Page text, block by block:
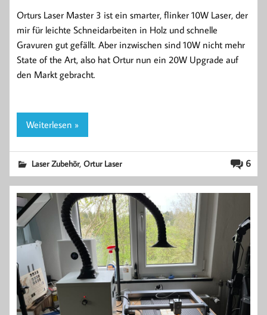
Orturs Laser Master 3 ist ein smarter, flinker 10W Laser, der
mir für leichte Schneidarbeiten in Holz und schnelle
Gravuren gut gefällt. Aber inzwischen sind 10W nicht mehr
State of the Art, also hat Ortur nun ein 20W Upgrade auf
den Markt gebracht.
Weiterlesen »
6
Laser Zubehör,Ortur Laser